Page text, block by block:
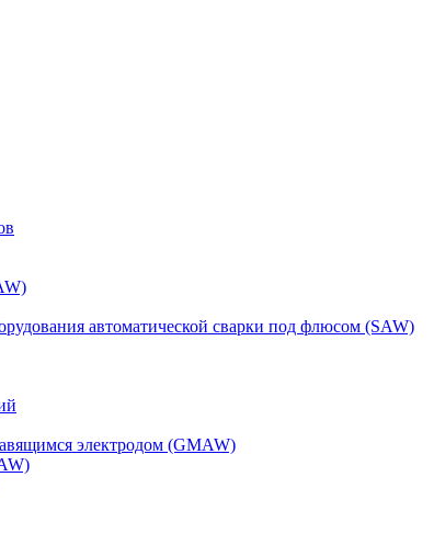
автоматической сварки под флюсом (SAW)
электродом (GMAW)